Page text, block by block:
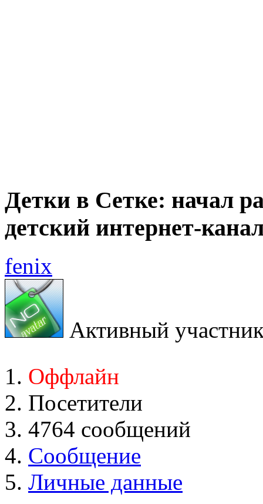
Детки в Сетке: начал
детский интернет-
fenix
Активный
Оффлайн
Посетители
4764 сообщений
Сообщение
Личные данные